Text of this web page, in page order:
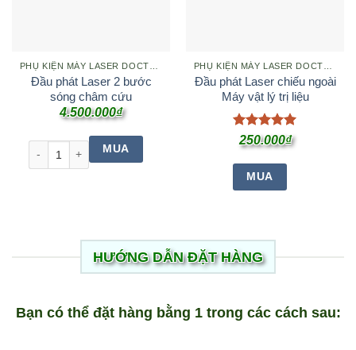
Đầu phát Laser 2 bước
sóng châm cứu
4.500.000₫
Đầu phát Laser 2 bước sóng châm cứu số lượng
MUA
Đầu phát Laser chiếu ngoài
Máy vật lý trị liệu
Được xếp
hạng55
sao
250.000₫
MUA
HƯỚNG DẪN ĐẶT HÀNG
Bạn có thể đặt hàng bằng 1 trong các cách sau: